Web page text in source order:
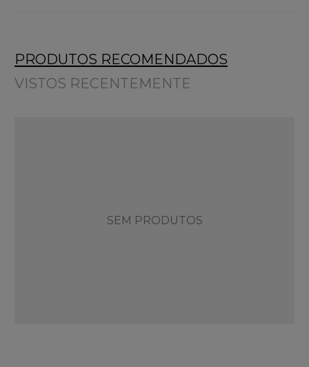
PRODUTOS RECOMENDADOS
VISTOS RECENTEMENTE
SEM PRODUTOS